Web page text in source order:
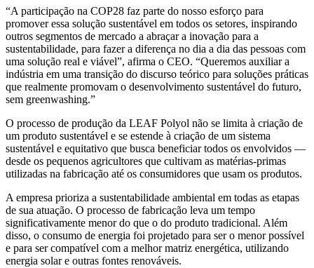
“A participação na COP28 faz parte do nosso esforço para
promover essa solução sustentável em todos os setores, inspirando
outros segmentos de mercado a abraçar a inovação para a
sustentabilidade, para fazer a diferença no dia a dia das pessoas com
uma solução real e viável”, afirma o CEO. “Queremos auxiliar a
indústria em uma transição do discurso teórico para soluções práticas
que realmente promovam o desenvolvimento sustentável do futuro,
sem greenwashing.”
O processo de produção da LEAF Polyol não se limita à criação de
um produto sustentável e se estende à criação de um sistema
sustentável e equitativo que busca beneficiar todos os envolvidos —
desde os pequenos agricultores que cultivam as matérias-primas
utilizadas na fabricação até os consumidores que usam os produtos.
A empresa prioriza a sustentabilidade ambiental em todas as etapas
de sua atuação. O processo de fabricação leva um tempo
significativamente menor do que o do produto tradicional. Além
disso, o consumo de energia foi projetado para ser o menor possível
e para ser compatível com a melhor matriz energética, utilizando
energia solar e outras fontes renováveis.